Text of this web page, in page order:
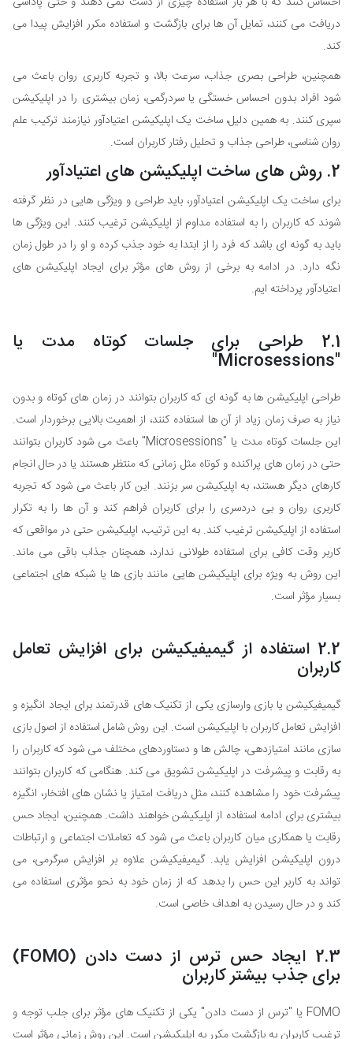
دریافت می کنند، تمایل آن ها برای بازگشت و استفاده مکرر افزایش پیدا می
کند.
همچنین، طراحی بصری جذاب، سرعت بالا، و تجربه کاربری روان باعث می
شود افراد بدون احساس خستگی یا سردرگمی، زمان بیشتری را در اپلیکیشن
سپری کنند. به همین دلیل، ساخت یک اپلیکیشن اعتیادآور نیازمند ترکیب علم
روان شناسی، طراحی جذاب و تحلیل رفتار کاربران است.
2. روش های ساخت اپلیکیشن های اعتیادآور
برای ساخت یک اپلیکیشن اعتیادآور، باید طراحی و ویژگی هایی در نظر گرفته
شوند که کاربران را به استفاده مداوم از اپلیکیشن ترغیب کنند. این ویژگی ها
باید به گونه ای باشد که فرد را از ابتدا به خود جذب کرده و او را در طول زمان
نگه دارد. در ادامه به برخی از روش های مؤثر برای ایجاد اپلیکیشن های
اعتیادآور پرداخته ایم.
2.1 طراحی برای جلسات کوتاه مدت یا
"Microsessions"
طراحی اپلیکیشن ها به گونه ای که کاربران بتوانند در زمان های کوتاه و بدون
نیاز به صرف زمان زیاد از آن ها استفاده کنند، از اهمیت بالایی برخوردار است.
این جلسات کوتاه مدت یا "Microsessions" باعث می شود کاربران بتوانند
حتی در زمان های پراکنده و کوتاه مثل زمانی که منتظر هستند یا در حال انجام
کارهای دیگر هستند، به اپلیکیشن سر بزنند. این کار باعث می شود که تجربه
کاربری روان و بی دردسری را برای کاربران فراهم کند و آن ها را به تکرار
استفاده از اپلیکیشن ترغیب کند. به این ترتیب، اپلیکیشن حتی در مواقعی که
کاربر وقت کافی برای استفاده طولانی ندارد، همچنان جذاب باقی می ماند.
این روش به ویژه برای اپلیکیشن هایی مانند بازی ها یا شبکه های اجتماعی
بسیار مؤثر است.
2.2 استفاده از گیمیفیکیشن برای افزایش تعامل
کاربران
گیمیفیکیشن یا بازی وارسازی یکی از تکنیک های قدرتمند برای ایجاد انگیزه و
افزایش تعامل کاربران با اپلیکیشن است. این روش شامل استفاده از اصول بازی
سازی مانند امتیازدهی، چالش ها و دستاوردهای مختلف می شود که کاربران را
به رقابت و پیشرفت در اپلیکیشن تشویق می کند. هنگامی که کاربران بتوانند
پیشرفت خود را مشاهده کنند، مثل دریافت امتیاز یا نشان های افتخار، انگیزه
بیشتری برای ادامه استفاده از اپلیکیشن خواهند داشت. همچنین، ایجاد حس
رقابت یا همکاری میان کاربران باعث می شود که تعاملات اجتماعی و ارتباطات
درون اپلیکیشن افزایش یابد. گیمیفیکیشن علاوه بر افزایش سرگرمی، می
تواند به کاربر این حس را بدهد که از زمان خود به نحو مؤثری استفاده می
کند و در حال رسیدن به اهداف خاصی است.
2.3 ایجاد حس ترس از دست دادن (FOMO)
برای جذب بیشتر کاربران
FOMO یا "ترس از دست دادن" یکی از تکنیک های مؤثر برای جلب توجه و
ترغیب کاربران به بازگشت مکرر به اپلیکیشن است. این روش زمانی مؤثر است